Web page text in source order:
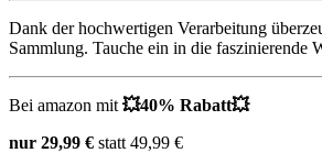
Dank der hochwertigen Verarbeitung
Sammlung. Tauche ein in die faszinierende
Bei amazon mit 💥40% Rabatt💥
nur 29,99 € statt 49,99 €